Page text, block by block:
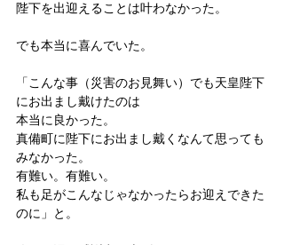
陛下を出迎えることは叶わなかった。
でも本当に喜んでいた。
「こんな事（災害のお見舞い）でも天皇陛下
にお出まし戴けたのは
本当に良かった。
真備町に陛下にお出まし戴くなんて思っても
みなかった。
有難い。有難い。
私も足がこんなじゃなかったらお迎えできた
のに」と。